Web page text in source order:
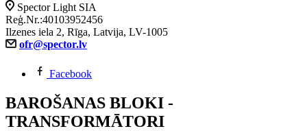
Spector Light SIA
Reģ.Nr.:40103952456
Ilzenes iela 2, Rīga, Latvija, LV-1005
ofr@spector.lv
Facebook
BAROŠANAS BLOKI -
TRANSFORMĀTORI